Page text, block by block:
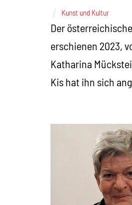
Kunst und Kultur
Der
erschienen 2023,
Katharina
Kis hat ihn sich